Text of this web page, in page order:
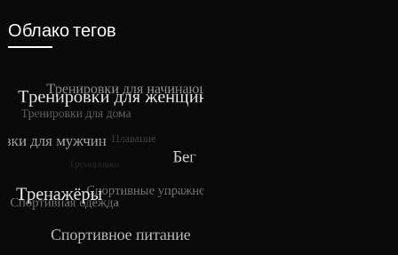
Облако тегов